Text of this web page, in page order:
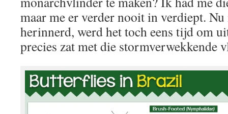
maar me er verder nooit in verdiept.
herinnerd, werd het toch eens tijd om
precies zat met die stormverwekkende